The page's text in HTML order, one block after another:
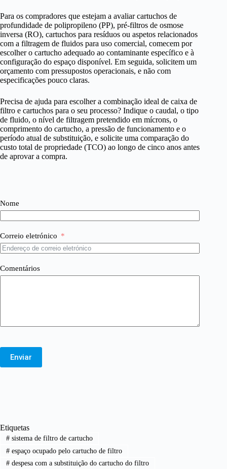
Para os compradores que estejam a avaliar cartuchos de
profundidade de polipropileno (PP), pré-filtros de osmose
inversa (RO), cartuchos para resíduos ou aspetos relacionados
com a filtragem de fluidos para uso comercial, comecem por
escolher o cartucho adequado ao contaminante específico e à
configuração do espaço disponível. Em seguida, solicitem um
orçamento com pressupostos operacionais, e não com
especificações pouco claras.
Precisa de ajuda para escolher a combinação ideal de caixa de
filtro e cartuchos para o seu processo? Indique o caudal, o tipo
de fluido, o nível de filtragem pretendido em mícrons, o
comprimento do cartucho, a pressão de funcionamento e o
período atual de substituição, e solicite uma comparação do
custo total de propriedade (TCO) ao longo de cinco anos antes
de aprovar a compra.
Nome
Correio eletrónico
Comentários
Enviar
Etiquetas
#sistema de filtro de cartucho
#espaço ocupado pelo cartucho de filtro
#despesa com a substituição do cartucho do filtro